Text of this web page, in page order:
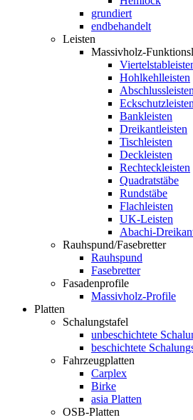
grundiert
endbehandelt
Leisten
Massivholz-
Hohlkehlleisten
Abschlussleisten
Eckschutzleisten
Bankleisten
Dreikantleisten
Tischleisten
Deckleisten
Rechteckleisten
Quadratstäbe
Rundstäbe
Flachleisten
UK-Leisten
Abachi-
Rauhspund/Fasebretter
Rauhspund
Fasebretter
Fasadenprofile
Massivholz-Profile
Platten
Schalungstafel
unbeschichtete
beschichtete
Fahrzeugplatten
Carplex
Birke
asia Platten
OSB-Platten